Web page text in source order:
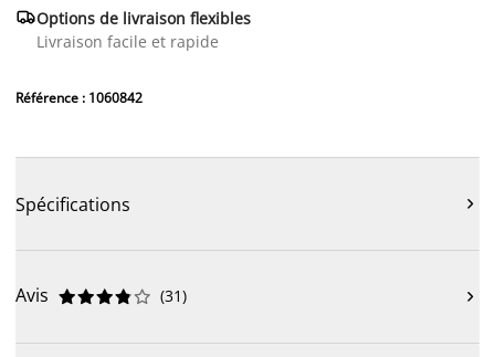
Options de livraison flexibles
Livraison facile et rapide
Référence : 1060842
Spécifications 
Avis 




 (31) 